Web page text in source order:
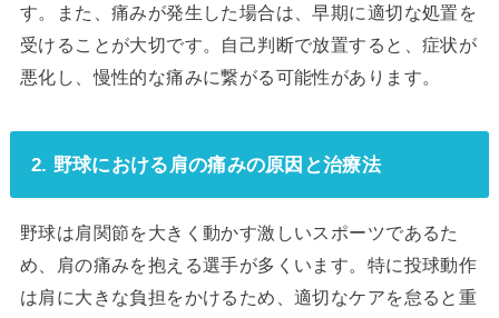
す。また、痛みが発生した場合は、早期に適切な処置を
受けることが大切です。自己判断で放置すると、症状が
悪化し、慢性的な痛みに繋がる可能性があります。
2. 野球における肩の痛みの原因と治療法
野球は肩関節を大きく動かす激しいスポーツであるた
め、肩の痛みを抱える選手が多くいます。特に投球動作
は肩に大きな負担をかけるため、適切なケアを怠ると重